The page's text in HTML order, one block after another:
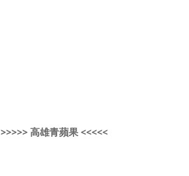
>>>>> 高雄青蘋果 <<<<<